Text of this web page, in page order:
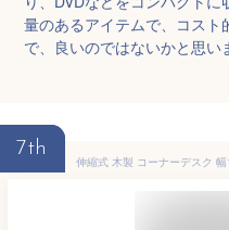
量のあるアイテムで、コス
で、良いのではないかと思い
7th